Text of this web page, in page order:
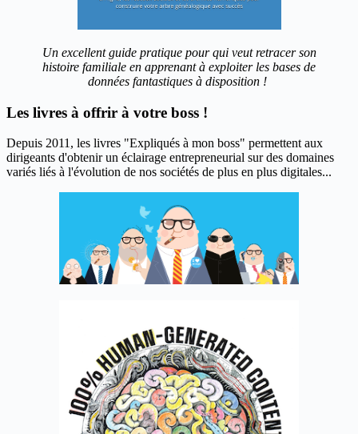
Un excellent guide pratique pour qui veut retracer son
histoire familiale en apprenant à exploiter les bases de
données fantastiques à disposition !
Les livres à offrir à votre boss !
Depuis 2011, les livres "Expliqués à mon boss" permettent aux
dirigeants d'obtenir un éclairage entrepreneurial sur des domaines
variés liés à l'évolution de nos sociétés de plus en plus digitales...